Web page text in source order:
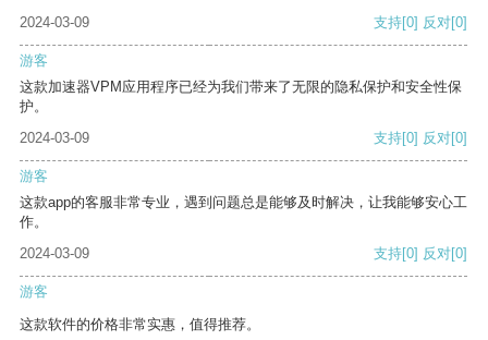
2024-03-09 支持[0] 反对[0]
游客
这款加速器VPM应用程序已经为我们带来了无限的隐私保护和安全性保
护。
2024-03-09
支持[0] 反对[0]
游客
这款app的客服非常专业，遇到问题总是能够及时解决，让我能够安心工
作。
2024-03-09
支持[0] 反对[0]
游客
这款软件的价格非常实惠，值得推荐。